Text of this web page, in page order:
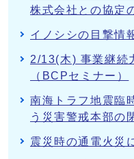
株式会社との協定
イノシシの目撃情
2/13(木) 事業継続
（BCPセミナー）
南海トラフ地震臨
う災害警戒本部の
震災時の通電火災